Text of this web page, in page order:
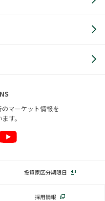
マーケット情報を
す。
投資家区分期限日
採用情報